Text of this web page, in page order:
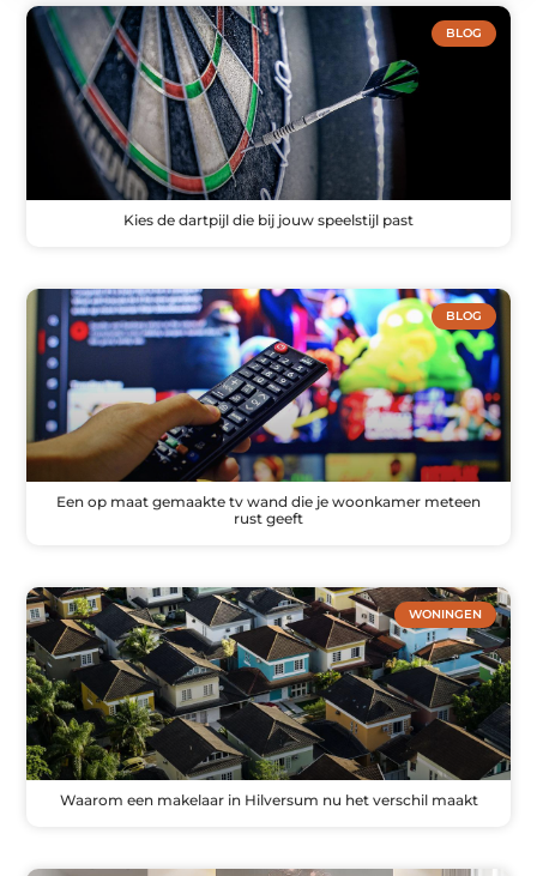
BLOG
Kies de dartpijl die bij jouw speelstijl past
BLOG
Een op maat gemaakte tv wand die je woonkamer meteen
rust geeft
WONINGEN
Waarom een makelaar in Hilversum nu het verschil maakt